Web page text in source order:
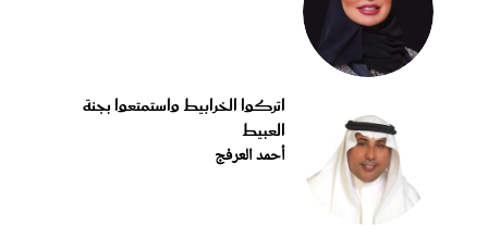
اتركوا الخرابيط واستمتعوا بجنة
العبيط
أحمد العرفج